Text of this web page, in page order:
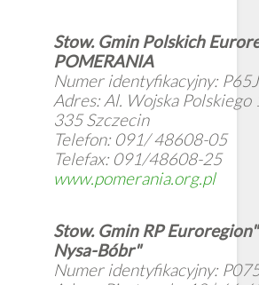
Stow. Gmin Polskich
POMERANIA
Numer identyfikacyjny: P65J
Adres: Al. Wojska Polskiego
335 Szczecin
Telefon: 091/ 48608-05
Telefax: 091/48608-25
www.pomerania.org.pl
Stow. Gmin RP
Nysa-Bóbr"
Numer identyfikacyjny: